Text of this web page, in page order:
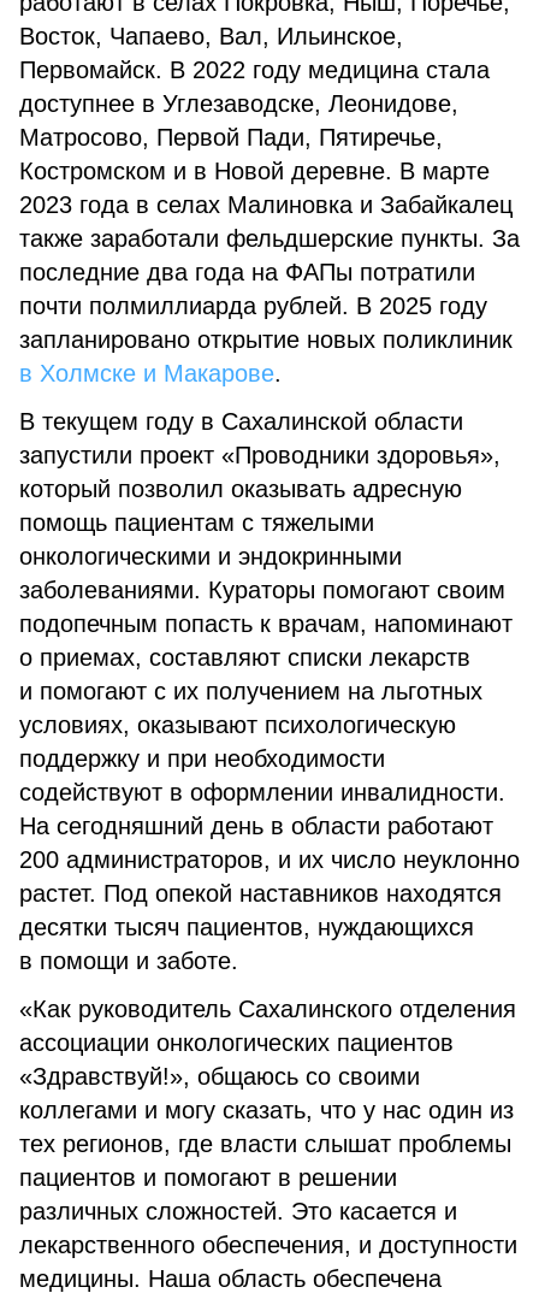
Восток, Чапаево, Вал, Ильинское,
Первомайск. В 2022 году медицина стала
доступнее в Углезаводске, Леонидове,
Матросово, Первой Пади, Пятиречье,
Костромском и в Новой деревне. В марте
2023 года в селах Малиновка и Забайкалец
также заработали фельдшерские пункты. За
последние два года на ФАПы потратили
почти полмиллиарда рублей. В 2025 году
запланировано открытие новых поликлиник
в Холмске и Макарове.
В текущем году в Сахалинской области
запустили проект «Проводники здоровья»,
который позволил оказывать адресную
помощь пациентам с тяжелыми
онкологическими и эндокринными
заболеваниями. Кураторы помогают своим
подопечным попасть к врачам, напоминают
о приемах, составляют списки лекарств
и помогают с их получением на льготных
условиях, оказывают психологическую
поддержку и при необходимости
содействуют в оформлении инвалидности.
На сегодняшний день в области работают
200 администраторов, и их число неуклонно
растет. Под опекой наставников находятся
десятки тысяч пациентов, нуждающихся
в помощи и заботе.
«Как руководитель Сахалинского отделения
ассоциации онкологических пациентов
«Здравствуй!», общаюсь со своими
коллегами и могу сказать, что у нас один из
тех регионов, где власти слышат проблемы
пациентов и помогают в решении
различных сложностей. Это касается и
лекарственного обеспечения, и доступности
медицины. Наша область обеспечена